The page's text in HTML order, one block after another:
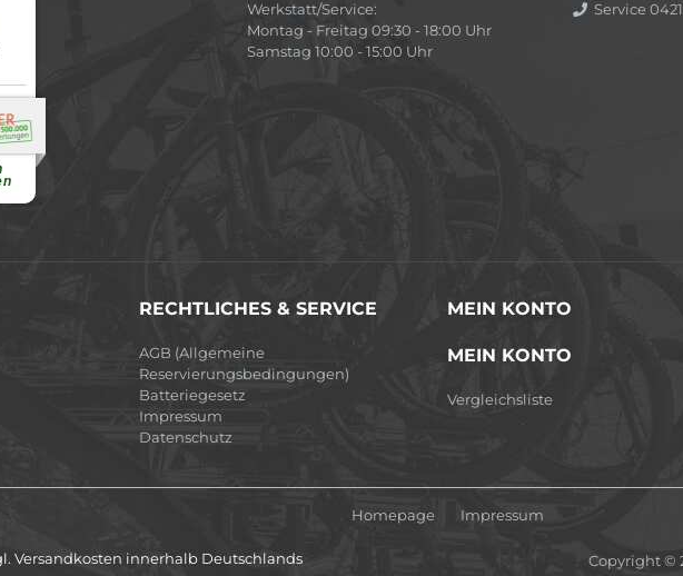
Werkstatt/Service:
Montag - Freitag 09:30 - 18:00 Uhr
Samstag 10:00 - 15:00 Uhr
Service
RECHTLICHES & SERVICE
AGB (Allgemeine
Reservierungsbedingungen)
Batteriegesetz
Impressum
Datenschutz
MEIN KONTO
MEIN KONTO
Vergleichsliste
Homepage Impressum
Versandkosten innerhalb Deutschlands Copyright ©